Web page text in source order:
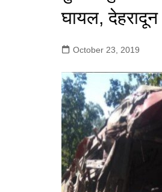
बिहार
घायल, देहरादून
October 23, 2019